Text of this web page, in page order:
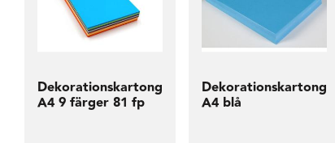
Dekorationskartong
A4 9 färger 81 fp
Dekorationskartong
A4 blå